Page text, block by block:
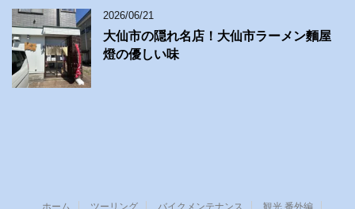
2026/06/21
大仙市の隠れ名店！大仙市ラーメン麵屋
燈の優しい味
ホーム ツーリング バイクメンテナンス 観光 番外編